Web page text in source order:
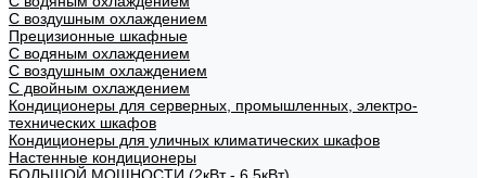
С воздушным охлаждением
Прецизионные шкафные
С водяным охлаждением
С воздушным охлаждением
С двойным охлаждением
Кондиционеры для серверных, промышленных, электро-
технических шкафов
Кондиционеры для уличных климатических шкафов
Настенные кондиционеры